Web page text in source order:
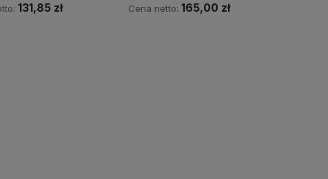
131,85 zł Cena netto:165,00 zł